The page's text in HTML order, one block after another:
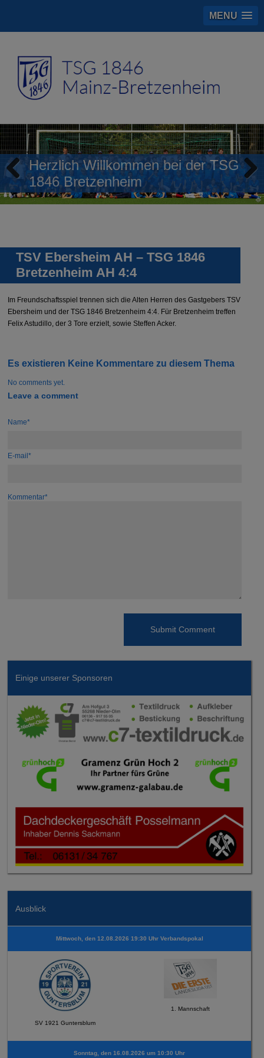
MENU
Herzlich Willkommen bei der TSG
1846 Bretzenheim
Previous Next
TSV Ebersheim AH – TSG 1846
Bretzenheim AH 4:4
Im Freundschaftsspiel trennen sich die Alten Herren des Gastgebers TSV
Ebersheim und der TSG 1846 Bretzenheim 4:4. Für Bretzenheim treffen
Felix Astudillo, der 3 Tore erzielt, sowie Steffen Acker.
Es existieren Keine Kommentare zu diesem Thema
No comments yet.
Leave a comment
Name*
E-mail*
Kommentar*
Einige unserer Sponsoren
Ausblick
Mittwoch, den 12.08.2026 19:30 Uhr Verbandspokal
SV 1921 Guntersblum
1. Mannschaft
Sonntag, den 16.08.2026 um 10:30 Uhr